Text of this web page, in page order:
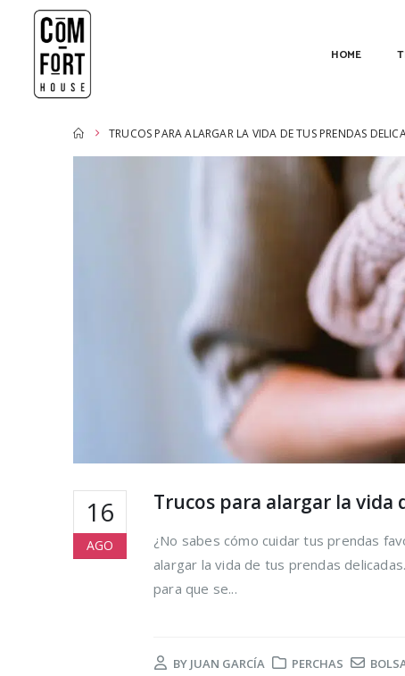
HOME
TRUCOS PARA ALARGAR LA VIDA DE TUS PRENDAS
16
AGO
Trucos para alargar la vida
¿No sabes cómo cuidar tus prendas
alargar la vida de tus prendas
para que se...
BY JUAN GARCÍA PERCHAS